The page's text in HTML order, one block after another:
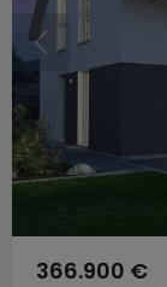
366.900 €